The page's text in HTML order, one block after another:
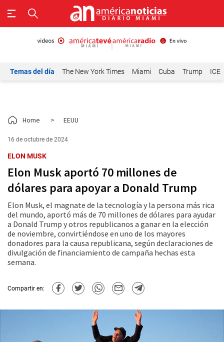
Temas del día The New York Times Miami Cuba Trump ICE
Home > EEUU
16 de octubre de 2024
ELON MUSK
Elon Musk aportó 70 millones de
dólares para apoyar a Donald Trump
Elon Musk, el magnate de la tecnología y la persona más rica
del mundo, aportó más de 70 millones de dólares para ayudar
a Donald Trump y otros republicanos a ganar en la elección
de noviembre, convirtiéndose en uno de los mayores
donadores para la causa republicana, según declaraciones de
divulgación de financiamiento de campaña hechas esta
semana.
Compartir en: